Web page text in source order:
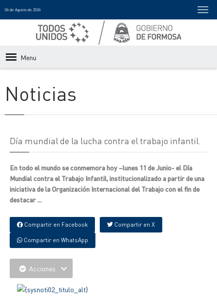
06 de Agosto de 2026
Menu
Noticias
Día mundial de la lucha contra el trabajo infantil.
En todo el mundo se conmemora hoy –lunes 11 de Junio- el Día
Mundial contra el Trabajo Infantil, institucionalizado a partir de una
iniciativa de la Organización Internacional del Trabajo con el fin de
destacar ...
Compartir en Facebook Compartir en X
Compartir en WhatsApp
Acciones